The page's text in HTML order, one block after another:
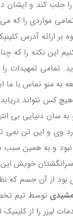
جلب کند و ایشان
مواردی را که
بر ارائه آدرس
این نکته را که
تمامی تمهیدات
به منو تماس
کس نتواند
سان دنیایی بی
وی و این تن نمی
نبود و به همین
خویش این
از آن جسم که
توسط تیم
را از کلینیک